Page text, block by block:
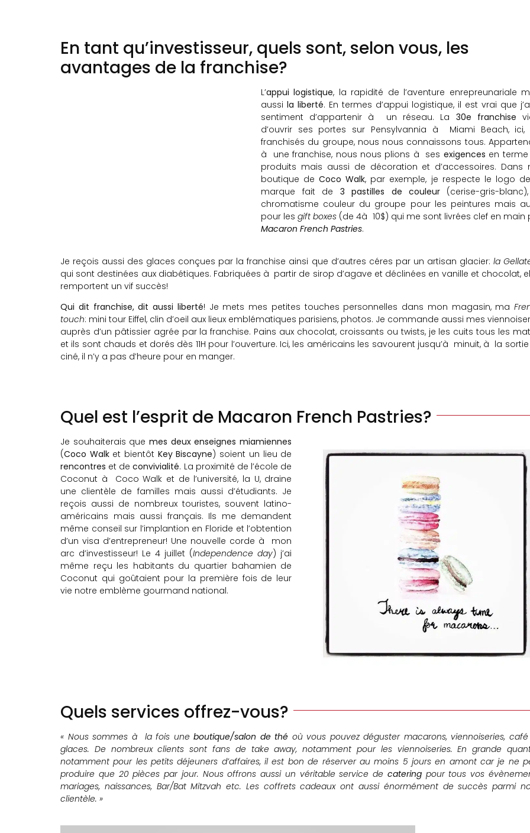
En tant qu’investisseur, quels sont, selon vous, les
avantages de la franchise?
L’appui logistique, la rapidité de l’aventure enrepreunariale
aussila liberté. En termes d’appui logistique, il est vrai que
sentiment d’appartenir à un réseau. La 30e franchise
d’ouvrir ses portes sur Pensylvannia à Miami Beach, ici,
franchisés du groupe, nous nous connaissons tous.
à une franchise, nous nous plions à ses exigences en
produits mais aussi de décoration et d’accessoires. Dans
boutique deCoco Walk, par exemple, je respecte le logo
marque fait de 3 pastilles de couleur (cerise-gris-
chromatisme couleur du groupe pour les peintures mais
pour lesgift boxes (de 4à 10$) qui me sont livrées clef en main
Macaron French Pastries.
Je reçois aussi des glaces conçues par la franchise ainsi que d’autres céres par un artisan glacier: la
qui sont destinées aux diabétiques. Fabriquées à partir de sirop d’agave et déclinées en vanille et chocolat,
remportent un vif succès!
Qui dit franchise, dit aussi liberté! Je mets mes petites touches personnelles dans mon magasin, ma
touch: mini tour Eiffel, clin d’oeil aux lieux emblématiques parisiens, photos. Je commande aussi mes
auprès d’un pâtissier agrée par la franchise. Pains aux chocolat, croissants ou twists, je les cuits tous les
et ils sont chauds et dorés dès 11H pour l’ouverture. Ici, les américains les savourent jusqu’à minuit, à la
ciné, il n’y a pas d’heure pour en manger.
Quel est l’esprit de Macaron French Pastries?
Je souhaiterais quemes deux enseignes miamiennes
(Coco Walket bientôt Key Biscayne) soient un lieu de
rencontres et deconvivialité. La proximité de l’école de
Coconut à Coco Walk et de l’université, la U, draine
une clientèle de familles mais aussi d’étudiants. Je
reçois aussi de nombreux touristes, souvent latino-
américains mais aussi français. Ils me demandent
même conseil sur l’implantion en Floride et l’obtention
d’un visa d’entrepreneur! Une nouvelle corde à mon
arc d’investisseur! Le 4 juillet (Independence day) j’ai
même reçu les habitants du quartier bahamien de
Coconut qui goûtaient pour la première fois de leur
vie notre emblème gourmand national.
Quels services offrez-vous?
« Nous sommes à la fois une boutique/salon de thé où vous pouvez déguster macarons, viennoiseries,
glaces. De nombreux clients sont fans de take away, notamment pour les viennoiseries. En grande
notamment pour les petits déjeuners d’affaires, il est bon de réserver au moins 5 jours en amont car je ne
produire que 20 pièces par jour. Nous offrons aussi un véritable service de cateringpour tous vos
mariages, naissances, Bar/Bat Mitzvah etc. Les coffrets cadeaux ont aussi énormément de succès parmi
clientèle. »